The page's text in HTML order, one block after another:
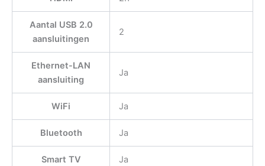
Aantal USB 2.0
aansluitingen
2
Ethernet-LAN
aansluiting
Ja
WiFi Ja
Bluetooth Ja
Smart TV Ja